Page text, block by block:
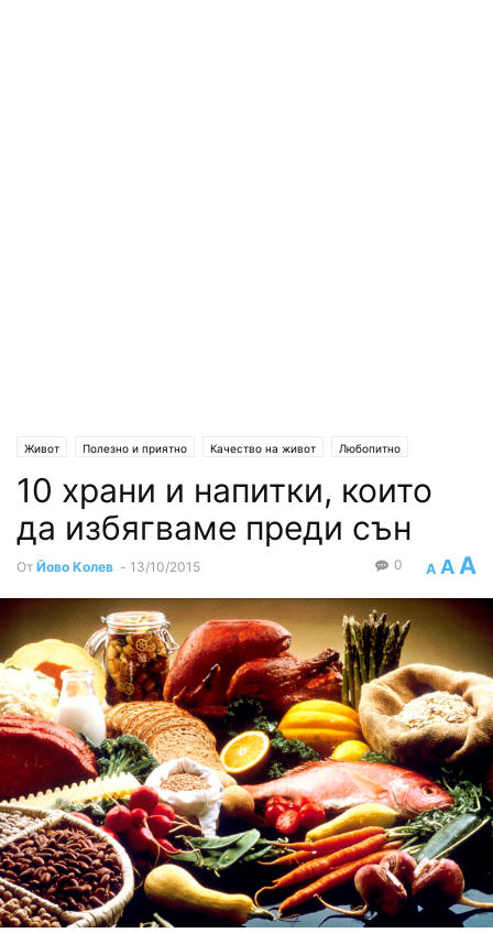
Живот Полезно и приятно Качество на живот Любопитно
10 храни и напитки, които
да избягваме преди сън
От Йово Колев - 13/10/2015 A A A
0